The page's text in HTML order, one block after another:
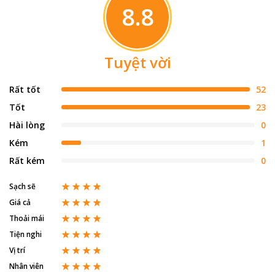
8.8
Tuyệt vời
Rất tốt
52
Tốt
23
Hài lòng
0
Kém
1
Rất kém
0
Sạch sẽ
Giá cả
Thoải mái
Tiện nghi
Vị trí
Nhân viên